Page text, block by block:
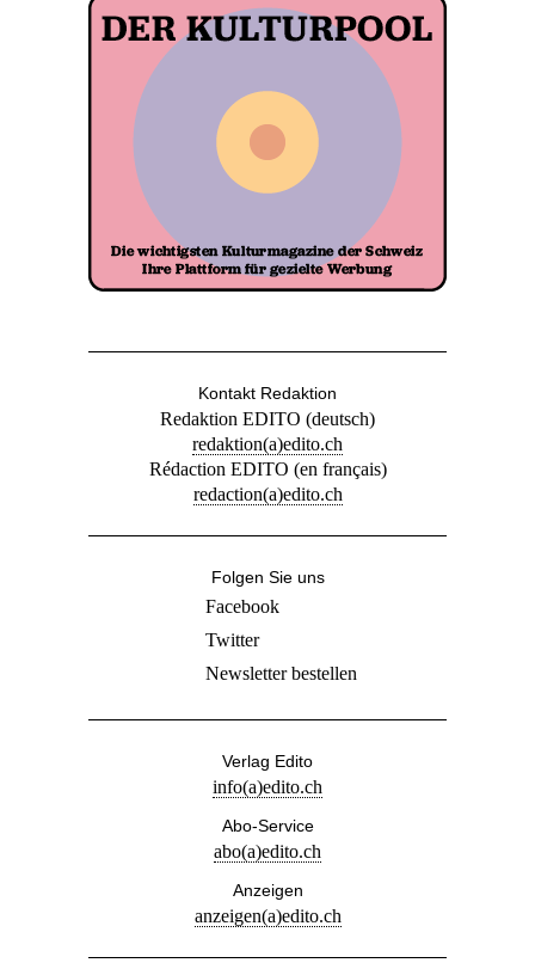
Kontakt Redaktion
Redaktion EDITO (deutsch)
redaktion(a)edito.ch
Rédaction EDITO (en français)
redaction(a)edito.ch
Folgen Sie uns
Facebook
Twitter
Newsletter bestellen
Verlag Edito
info(a)edito.ch
Abo-Service
abo(a)edito.ch
Anzeigen
anzeigen(a)edito.ch